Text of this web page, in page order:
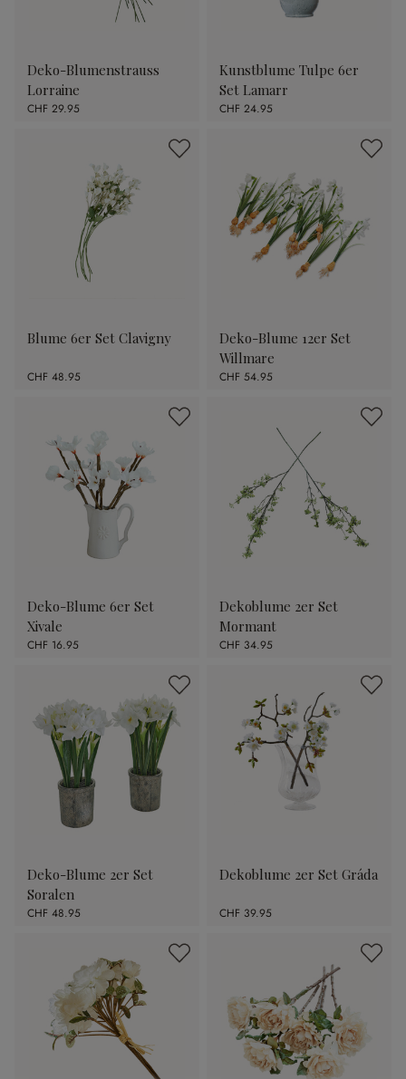
Deko-Blumenstrauss
Lorraine
CHF 29.95
Kunstblume Tulpe 6er
Set Lamarr
CHF 24.95
Blume 6er Set Clavigny
CHF 48.95
Deko-Blume 12er Set
Willmare
CHF 54.95
Deko-Blume 6er Set
Xivale
CHF 16.95
Dekoblume 2er Set
Mormant
CHF 34.95
Deko-Blume 2er Set
Soralen
CHF 48.95
Dekoblume 2er Set Gráda
CHF 39.95